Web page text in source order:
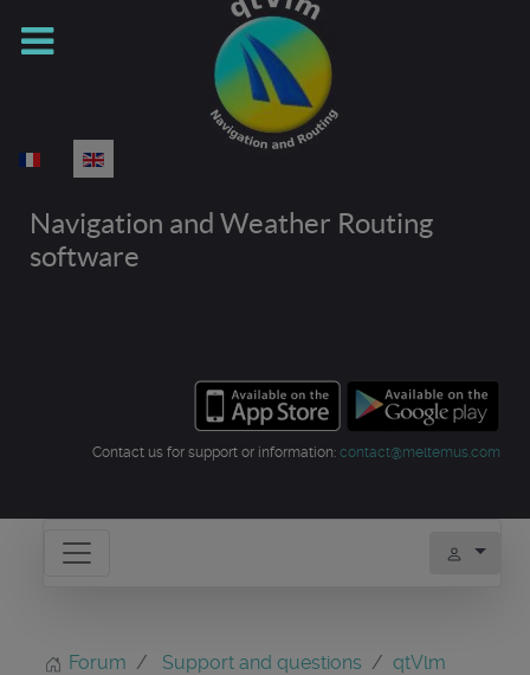
Select your language
Navigation and Weather Routing
software
Contact us for support or information: contact@meltemus.com
Forum Support and questions
qtVlm